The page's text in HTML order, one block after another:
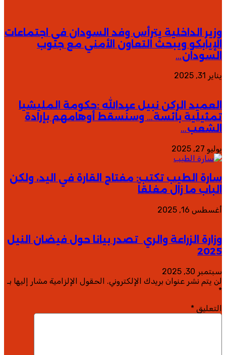
وزير الداخلية يترأس وفد السودان في اجتماعات
الإيابكو ويبحث التعاون الأمني مع جنوب
السودان…
يناير 31, 2025
العميد الركن نبيل عبدالله :حكومة المليشيا
تمثيلية بائسة… وسنُسقط أوهامهم بإرادة
الشعب…
يوليو 27, 2025
سارة الطيب تكتب: مفتاح القارة في اليد، ولكن
الباب ما زال مغلقاً
أغسطس 16, 2025
وزارة الزراعة والري تصدر بيانا حول فيضان النيل
2025
سبتمبر 30, 2025
لن يتم نشر عنوان بريدك الإلكتروني. الحقول الإلزامية مشار إليها بـ
*
التعليق *